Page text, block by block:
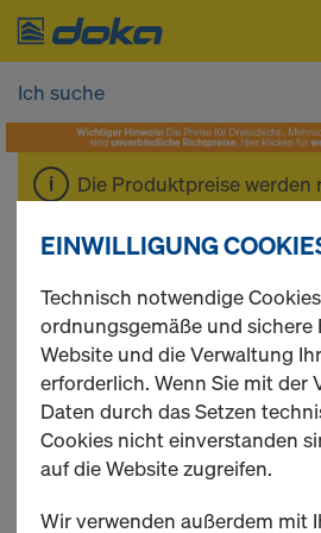
Die Produktpreise werden
Träger H20
1 Produkte gefunden
Meist gesucht
EINWILLIGUNG
Technisch notwendige
ordnungsgemäße und sichere
Website und die Verwaltung
erforderlich. Wenn Sie mit der
Daten durch das Setzen
Cookies nicht einverstanden
auf die Website zugreifen.
Wir verwenden außerdem mit